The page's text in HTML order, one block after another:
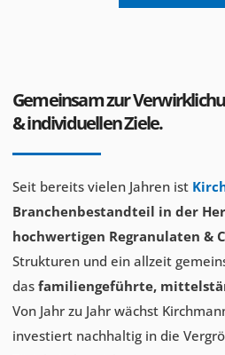
Gemeinsam zur
& individuellen Ziele.
Seit bereits vielen Jahren ist
Branchenbestandteil in der
hochwertigen Regranulaten &
Strukturen und ein allzeit
das familiengeführte,
Von Jahr zu Jahr wächst
investiert nachhaltig in die